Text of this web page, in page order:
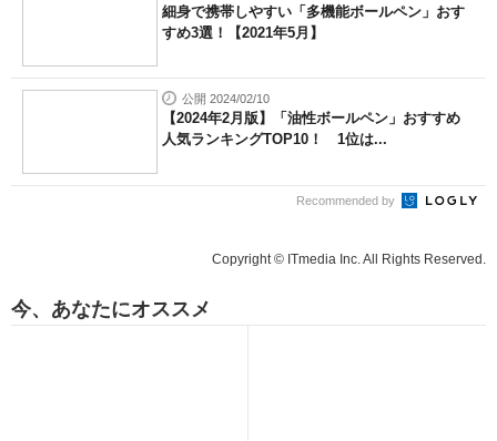
細身で携帯しやすい「多機能ボールペン」おす
すめ3選！【2021年5月】
公開 2024/02/10
【2024年2月版】「油性ボールペン」おすすめ
人気ランキングTOP10！ 1位は...
Recommended by
Copyright © ITmedia Inc. All Rights Reserved.
今、あなたにオススメ